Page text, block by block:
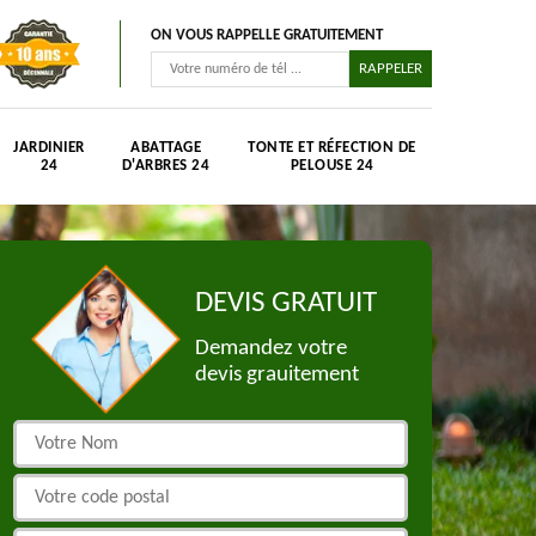
ON VOUS RAPPELLE GRATUITEMENT
JARDINIER
24
ABATTAGE
D'ARBRES 24
TONTE ET RÉFECTION DE
PELOUSE 24
DEVIS GRATUIT
Demandez votre
devis grauitement